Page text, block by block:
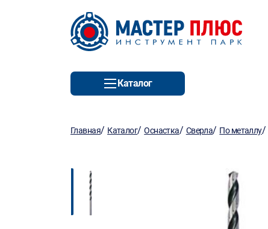
Каталог
Главная/ Каталог/Оснастка/ Сверла/ По металлу/